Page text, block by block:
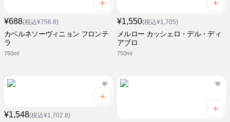
¥688(税込¥756.8)
カベルネソーヴィニョン フロンテ
ラ
750ml
¥1,550(税込¥1,705)
メルロー カッシェロ・デル・ディ
アブロ
750ml
¥1,548(税込¥1,702.8)